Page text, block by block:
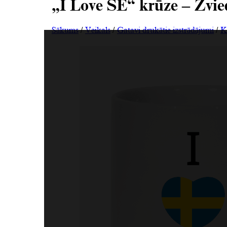
„I Love SE“ krūze –
Sākums/Veikals/Gatavi drukātie izstrādājumi/